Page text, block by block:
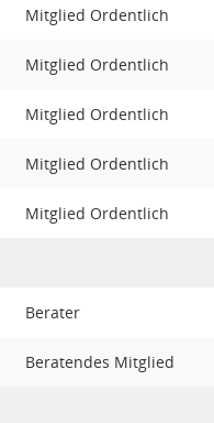
Mitglied Ordentlich
Mitglied Ordentlich
Mitglied Ordentlich
Mitglied Ordentlich
Mitglied Ordentlich
Berater
Beratendes Mitglied